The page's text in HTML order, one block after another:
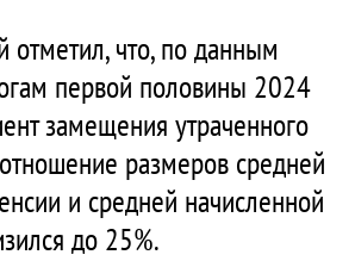
отметил, что, по данным
первой половины 2024
замещения утраченного
размеров средней
и средней начисленной
до 25%.